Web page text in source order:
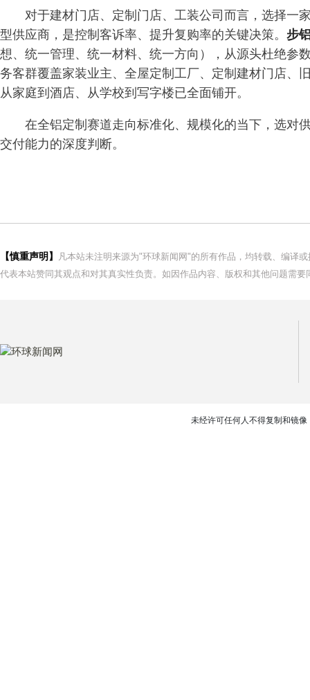
对于建材门店、定制门店、工装公司而言，选择一
型供应商，是控制客诉率、提升复购率的关键决策。 步
想、统一管理、统一材料、统一方向），从源头杜绝参
务客群覆盖家装业主、全屋定制工厂、定制建材门店、
从家庭到酒店、从学校到写字楼已全面铺开。
在全铝定制赛道走向标准化、规模化的当下，选对
交付能力的深度判断。
【慎重声明】
凡本站未注明来源为"环球新闻网"的所有作品，均转载、编译
代表本站赞同其观点和对其真实性负责。如因作品内容、版权和其他问题需
未经许可任何人不得复制和镜